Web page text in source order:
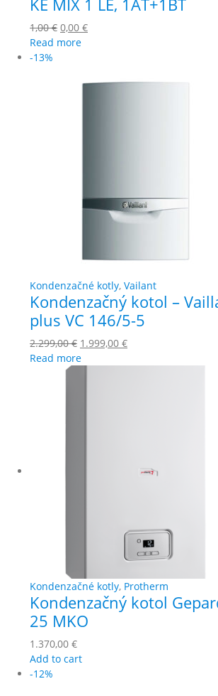
KE MIX 1 LE, 1AT+1BT
1,00€ 0,00 €
Read more
-13%
Kondenzačné kotly, Vailant
Kondenzačný kotol –
plus VC 146/5-5
2.299,00€ 1.999,00 €
Read more
Kondenzačné kotly, Protherm
Kondenzačný kotol
25 MKO
1.370,00 €
Add to cart
-12%